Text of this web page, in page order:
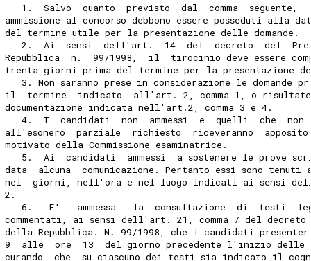
1.  Salvo  quanto  previsto  dal  comma  seguente,
ammissione al concorso debbono essere posseduti alla
del termine utile per la presentazione delle domande.
2.  Ai  sensi  dell'art.  14  del  decreto  del
Repubblica  n.  99/1998,  il  tirocinio deve essere
trenta giorni prima del termine per la presentazione
3. Non saranno prese in considerazione le domande
il  termine  indicato  all'art. 2, comma 1, o
documentazione indicata nell'art.2, comma 3 e 4.
4.  I  candidati  non  ammessi  e  quelli  che  non
all'esonero  parziale  richiesto  riceveranno  apposito
motivato della Commissione esaminatrice.
5.  Ai  candidati  ammessi  a sostenere le prove
data  alcuna  comunicazione. Pertanto essi sono tenuti
nei  giorni, nell'ora e nel luogo indicati ai sensi
2.
6.   E'   ammessa   la  consultazione  di  testi
commentati, ai sensi dell'art. 21, comma 7 del decreto
della Repubblica. N. 99/1998, che i candidati
9  alle  ore  13  del giorno precedente l'inizio delle
curando  che  su ciascuno dei testi sia indicato il